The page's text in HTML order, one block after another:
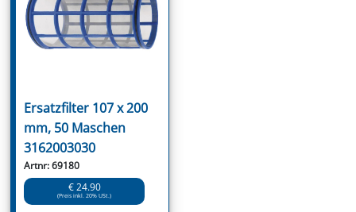
Ersatzfilter 107 x 200
mm, 50 Maschen
3162003030
Artnr: 69180
€ 24.90
(Preis inkl. 20% USt.)